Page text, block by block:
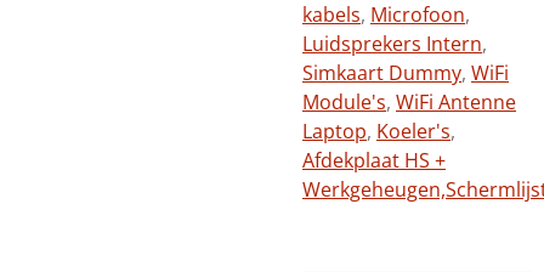
kabels, Microfoon,
Luidsprekers Intern,
Simkaart Dummy, WiFi
Module's, WiFi Antenne
Laptop, Koeler's,
Afdekplaat HS +
Werkgeheugen,